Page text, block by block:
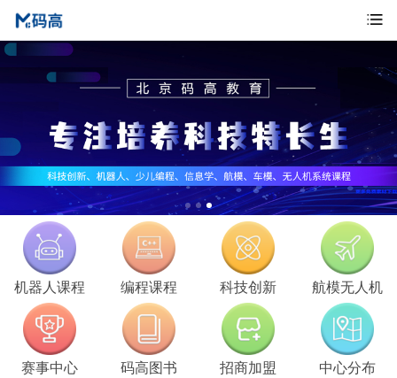
机器人课程 编程课程 科技创新 航模无人机
赛事中心 码高图书 招商加盟 中心分布